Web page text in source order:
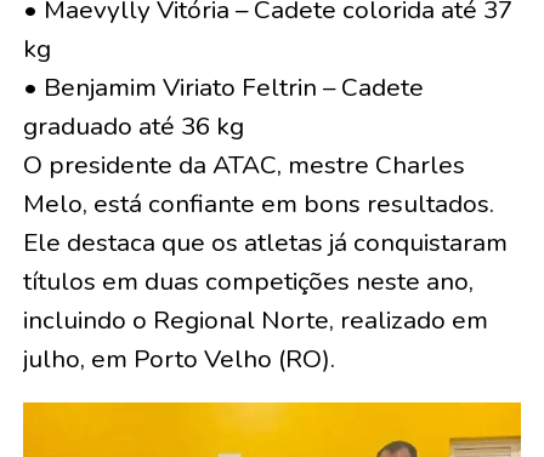
• Maevylly Vitória – Cadete colorida até 37
kg
• Benjamim Viriato Feltrin – Cadete
graduado até 36 kg
O presidente da ATAC, mestre Charles
Melo, está confiante em bons resultados.
Ele destaca que os atletas já conquistaram
títulos em duas competições neste ano,
incluindo o Regional Norte, realizado em
julho, em Porto Velho (RO).